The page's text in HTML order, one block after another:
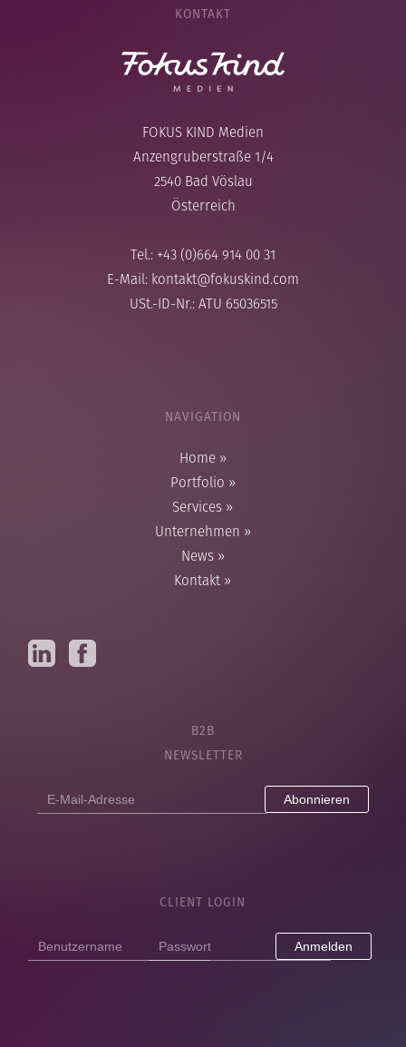
KONTAKT
FOKUS KIND Medien
Anzengruberstraße 1/4
2540 Bad Vöslau
Österreich
Tel.: +43 (0)664 914 00 31
E-Mail: kontakt@fokuskind.com
USt.-ID-Nr.: ATU 65036515
NAVIGATION
Home »
Portfolio »
Services »
Unternehmen »
News »
Kontakt »
B2B
NEWSLETTER
E-
CLIENT LOGIN
Anmelden